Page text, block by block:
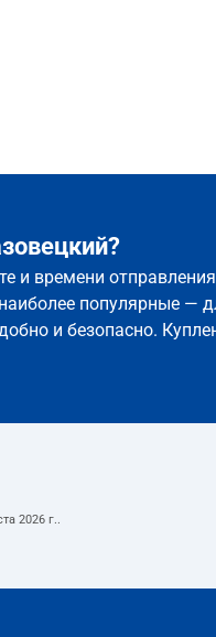
и времени
популярные —
и безопасно.
2026 г..